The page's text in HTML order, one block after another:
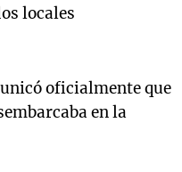
locales
oficialmente que
en la